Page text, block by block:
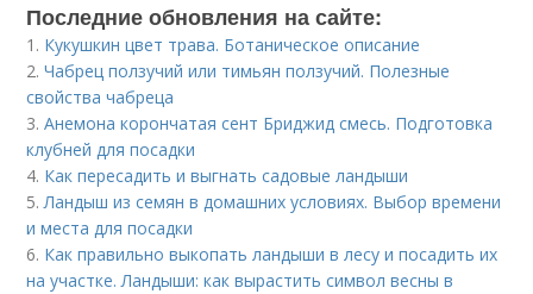
Последние обновления на сайте:
1. Кукушкин цвет трава. Ботаническое описание
2.Чабрец ползучий или тимьян ползучий. Полезные
свойства чабреца
3.Анемона корончатая сент Бриджид смесь. Подготовка
клубней для посадки
4. Как пересадить и выгнать садовые ландыши
5.Ландыш из семян в домашних условиях. Выбор времени
и места для посадки
6. Как правильно выкопать ландыши в лесу и посадить их
на участке. Ландыши: как вырастить символ весны в